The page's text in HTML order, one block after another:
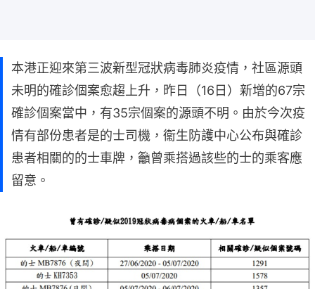
本港正迎來第三波新型冠狀病毒肺炎疫情，社區源頭
未明的確診個案愈趨上升，昨日（16日）新增的67宗
確診個案當中，有35宗個案的源頭不明。由於今次疫
情有部份患者是的士司機，衞生防護中心公布與確診
患者相關的的士車牌，籲曾乘搭過該些的士的乘客應
留意。